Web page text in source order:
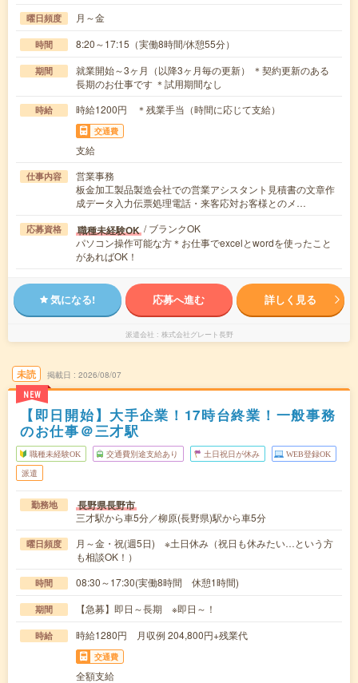
曜日頻度 月～金
時間 8:20～17:15（実働8時間/休憩55分）
期間
就業開始～3ヶ月（以降3ヶ月毎の更新） ＊契約更新のある
長期のお仕事です ＊試用期間なし
時給 時給1200円 ＊残業手当（時間に応じて支給）
交通費
支給
仕事内容
営業事務
板金加工製品製造会社での営業アシスタント見積書の文章作
成データ入力伝票処理電話・来客応対お客様とのメ…
応募資格 職種未経験OK / ブランクOK
パソコン操作可能な方＊お仕事でexcelとwordを使ったこと
があればOK！
気になる! 応募へ進む 詳しく見る
派遣会社 株式会社グレート長野
未読
NEW
掲載日 2026/08/07
【即日開始】大手企業！17時台終業！一般事務
のお仕事＠三才駅
職種未経験OK 交通費別途支給あり 土日祝日が休み WEB登録OK
派遣
勤務地 長野県長野市
三才駅から車5分／柳原(長野県)駅から車5分
曜日頻度
月～金・祝(週5日) ※土日休み（祝日も休みたい…という方
も相談OK！）
時間 08:30～17:30(実働8時間 休憩1時間)
期間 【急募】即日～長期 ※即日～！
時給 時給1280円 月収例 204,800円+残業代
交通費
全額支給